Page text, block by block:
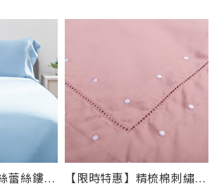
【限時特惠】天絲蕾絲鏤空被套-迷霧藍 【限時特惠】精梳棉刺繡鏤空枕套-粉